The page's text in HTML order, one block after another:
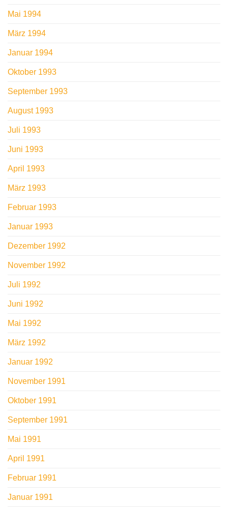
Mai 1994
März 1994
Januar 1994
Oktober 1993
September 1993
August 1993
Juli 1993
Juni 1993
April 1993
März 1993
Februar 1993
Januar 1993
Dezember 1992
November 1992
Juli 1992
Juni 1992
Mai 1992
März 1992
Januar 1992
November 1991
Oktober 1991
September 1991
Mai 1991
April 1991
Februar 1991
Januar 1991